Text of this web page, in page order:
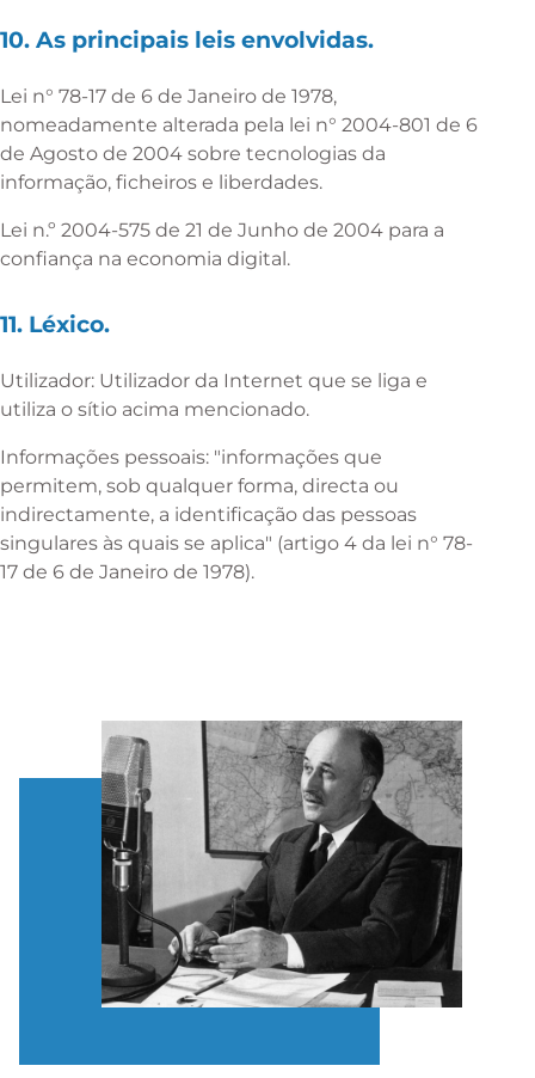
10. As principais leis envolvidas.
Lei n° 78-17 de 6 de Janeiro de 1978,
nomeadamente alterada pela lei n° 2004-801 de 6
de Agosto de 2004 sobre tecnologias da
informação, ficheiros e liberdades.
Lei n.º 2004-575 de 21 de Junho de 2004 para a
confiança na economia digital.
11. Léxico.
Utilizador: Utilizador da Internet que se liga e
utiliza o sítio acima mencionado.
Informações pessoais: "informações que
permitem, sob qualquer forma, directa ou
indirectamente, a identificação das pessoas
singulares às quais se aplica" (artigo 4 da lei n° 78-
17 de 6 de Janeiro de 1978).